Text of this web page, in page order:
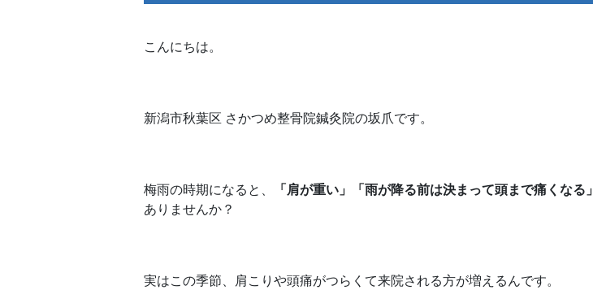
こんにちは。
新潟市秋葉区 さかつめ整骨院鍼灸院の坂爪です。
梅雨の時期になると、 「肩が重い」「雨が降る前は決まって頭まで痛くなる」
ありませんか？
実はこの季節、肩こりや頭痛がつらくて来院される方が増えるんです。